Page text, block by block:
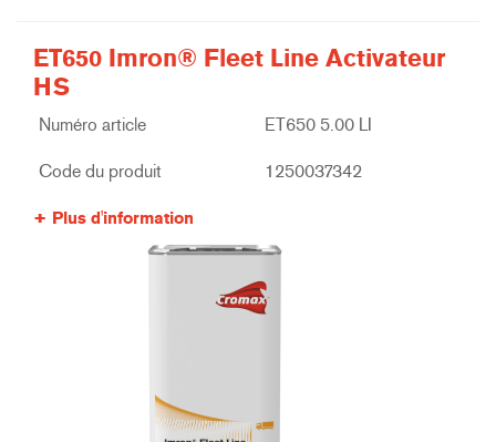
ET650 Imron® Fleet Line Activateur
HS
Numéro article ET650 5.00 LI
Code du produit 1250037342
Plus d'information